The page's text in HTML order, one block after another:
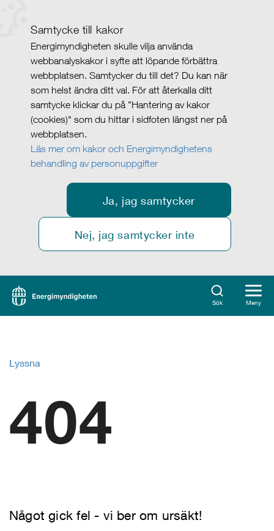
Samtycke till kakor
Energimyndigheten skulle vilja använda
webbanalyskakor i syfte att löpande förbättra
webbplatsen. Samtycker du till det? Du kan när
som helst ändra ditt val. För att återkalla ditt
samtycke klickar du på ”Hantering av kakor
(cookies)" som du hittar i sidfoten längst ner på
webbplatsen.
Läs mer om kakor och Energimyndighetens
behandling av personuppgifter
Ja, jag samtycker
Nej, jag samtycker inte
Sök Meny
Lyssna
404
Något gick fel - vi ber om ursäkt!